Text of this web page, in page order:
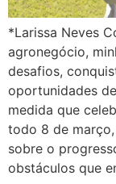
*Larissa Neves
agronegócio,
desafios,
oportunidades
medida que
todo 8 de
sobre o
obstáculos que